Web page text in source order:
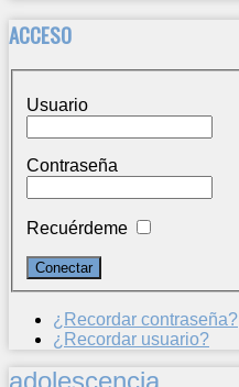
ACCESO
Usuario
Contraseña
Recuérdeme
¿Recordar contraseña?
¿Recordar usuario?